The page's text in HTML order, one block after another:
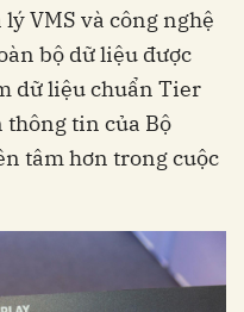
VMS và công nghệ
bộ dữ liệu được
dữ liệu chuẩn Tier
tin của Bộ
tâm hơn trong cuộc